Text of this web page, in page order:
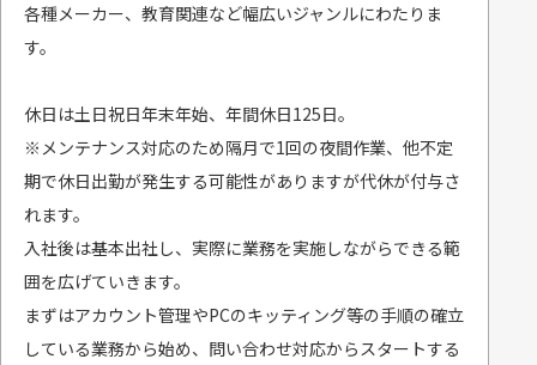
各種メーカー、教育関連など幅広いジャンルにわたりま
す。
休日は土日祝日年末年始、年間休日125日。
※メンテナンス対応のため隔月で1回の夜間作業、他不定
期で休日出勤が発生する可能性がありますが代休が付与さ
れます。
入社後は基本出社し、実際に業務を実施しながらできる範
囲を広げていきます。
まずはアカウント管理やPCのキッティング等の手順の確立
している業務から始め、問い合わせ対応からスタートする